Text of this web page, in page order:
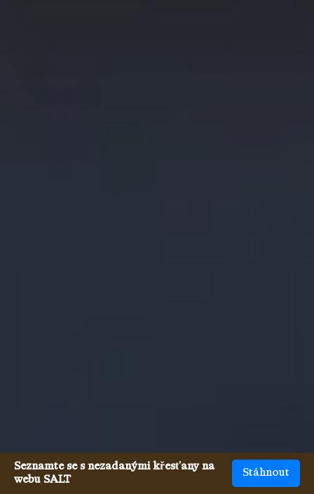
Seznamte se s nezadanými křesťany na
webu SALT
Stáhnout